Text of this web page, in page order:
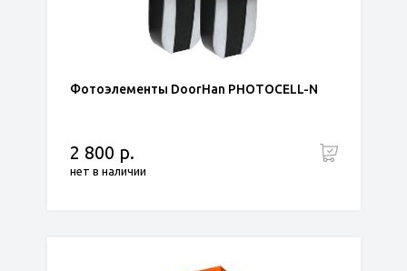
Фотоэлементы DoorHan PHOTOCELL-N
2 800 р.
нет в наличии